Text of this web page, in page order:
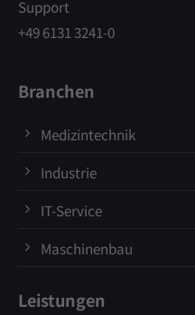
Support
+49 6131 3241-0
Branchen
Medizintechnik
Industrie
IT-Service
Maschinenbau
Leistungen